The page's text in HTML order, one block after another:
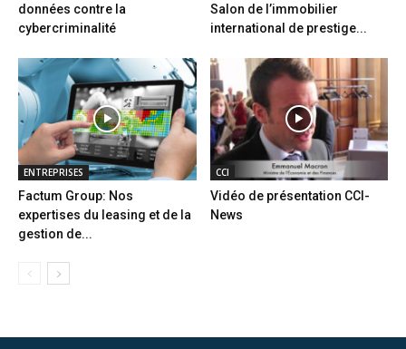
données contre la
cybercriminalité
Salon de l’immobilier
international de prestige...
ENTREPRISES
Factum Group: Nos
expertises du leasing et de la
gestion de...
CCI
Vidéo de présentation CCI-
News